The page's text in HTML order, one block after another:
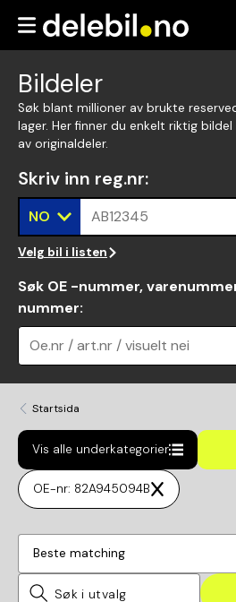
Bildeler
Søk blant millioner av brukte
lager. Her finner du enkelt riktig
av originaldeler.
Skriv inn reg.nr:
NO AB12345
Velg bil i listen
Søk OE -nummer,
nummer:
Oe.nr / art.nr / visuelt nei
Startsida
Vis alle underkategorier
OE-nr: 82A945094B
Beste matching